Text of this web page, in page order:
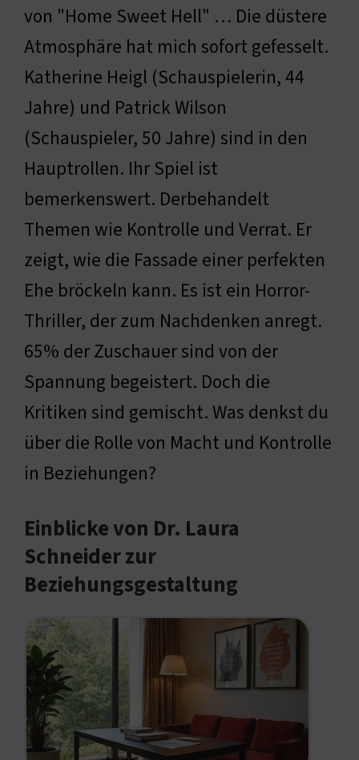
von "Home Sweet Hell" … Die düstere
Atmosphäre hat mich sofort gefesselt.
Katherine Heigl (Schauspielerin, 44
Jahre) und Patrick Wilson
(Schauspieler, 50 Jahre) sind in den
Hauptrollen. Ihr Spiel ist
bemerkenswert. Derbehandelt
Themen wie Kontrolle und Verrat. Er
zeigt, wie die Fassade einer perfekten
Ehe bröckeln kann. Es ist ein Horror-
Thriller, der zum Nachdenken anregt.
65% der Zuschauer sind von der
Spannung begeistert. Doch die
Kritiken sind gemischt. Was denkst du
über die Rolle von Macht und Kontrolle
in Beziehungen?
Einblicke von Dr. Laura
Schneider zur
Beziehungsgestaltung